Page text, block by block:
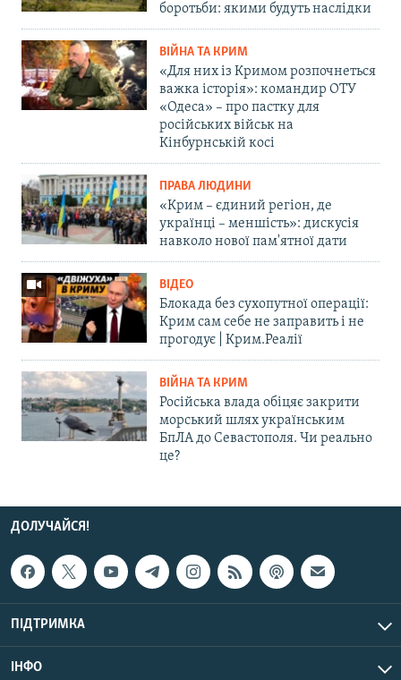
боротьби: якими будуть наслідки
ВІЙНА ТА КРИМ
«Для них із Кримом розпочнеться
важка історія»: командир ОТУ
«Одеса» – про пастку для
російських військ на
Кінбурнській косі
ПРАВА ЛЮДИНИ
«Крим – єдиний регіон, де
українці – меншість»: дискусія
навколо нової пам'ятної дати
ВІДЕО
Блокада без сухопутної операції:
Крим сам себе не заправить і не
прогодує | Крим.Реалії
ВІЙНА ТА КРИМ
Російська влада обіцяє закрити
морський шлях українським
БпЛА до Севастополя. Чи реально
це?
ДОЛУЧАЙСЯ!
ПІДТРИМКА
ІНФО